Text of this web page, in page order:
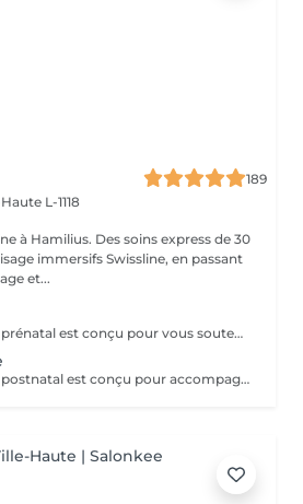
189
L-1118
à Hamilius. Des soins express de 30
immersifs Swissline, en passant
et...
Ce service de massage prénatal est conçu pour vous soutenir en douceur tout au long de la grossesse grâce à des techniques sûres et spécialisées qui soulagent les tensions du dos, des hanches et des jambes, tout en apaisant votre système nerveux. Chaque séance vise à améliorer la circulation, à réduire l'enflure et à favoriser une relaxation profonde afin que vous puissiez mieux dormir et vous sentir plus à l'aise à mesure que votre corps évolue. En utilisant des positions et des coussins adaptés, le massage vous maintient, ainsi que votre bébé, bien soutenus et offre une pause apaisante face au stress quotidien et aux inconforts liés à la grossesse. Principaux avantages : Réduction du stress, de l'anxiété et de la tension musculaire. Aide à soulager les douleurs courantes de la grossesse, telles que les maux de dos, l'inconfort des hanches et les crampes aux jambes. Amélioration de la circulation et du drainage lymphatique. Favorisation d'un meilleur sommeil.
Ce service de massage postnatal est conçu pour accompagner en douceur votre corps dans les semaines et les mois qui suivent l'accouchement, grâce à des techniques douces et adaptées qui favorisent votre récupération physique et mentale. Il aide à relâcher les tensions du dos, des épaules, des hanches, du plancher pelvien et des seins, tout en apaisant le système nerveux pour réduire le stress, la fatigue et la sensibilité émotionnelle liées à la nouvelle parentalité. Le massage vise également à améliorer la circulation et le drainage lymphatique, à soutenir la cicatrisation des tissus (y compris après une césarienne) et à favoriser un sommeil plus profond et plus réparateur, tout en vous offrant une pause apaisante et ressourçante pour vous reconnecter à vousmême. Principaux bienfaits : Soutient la récupération physique en soulageant les tensions du dos, des hanches, du plancher pelvien et des seins après l'accouchement. Aide à réduire le stress, la fatigue et la sensibilité émotionnelle liés à la nouvelle parentalité. Améliore la circulation et le drainage lymphatique, ce qui peut favoriser la cicatrisation et réduire les gonflements. Favorise un sommeil plus profond et plus réparateur et crée une pause apaisante de temps pour soi dans votre routine bien remplie de jeune parent.